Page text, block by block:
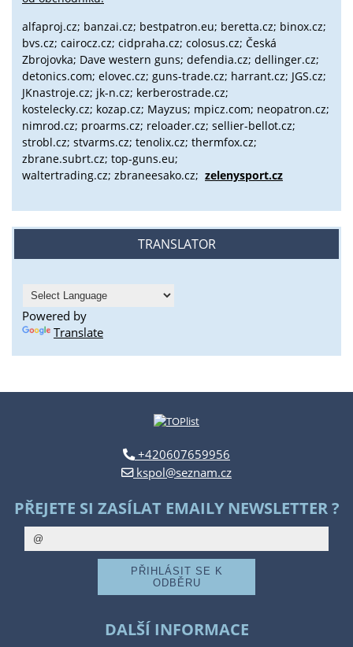
alfaproj.cz; banzai.cz; bestpatron.eu; beretta.cz; binox.cz;
bvs.cz; cairocz.cz; cidpraha.cz; colosus.cz; Česká
Zbrojovka; Dave western guns; defendia.cz; dellinger.cz;
detonics.com; elovec.cz; guns-trade.cz; harrant.cz; JGS.cz;
JKnastroje.cz; jk-n.cz; kerberostrade.cz;
kostelecky.cz; kozap.cz; Mayzus; mpicz.com; neopatron.cz;
nimrod.cz; proarms.cz; reloader.cz; sellier-bellot.cz;
strobl.cz; stvarms.cz; tenolix.cz; thermfox.cz;
zbrane.subrt.cz; top-guns.eu;
waltertrading.cz; zbraneesako.cz; zelenysport.cz
TRANSLATOR
Powered by
Translate
+420607659956
kspol@seznam.cz
PŘEJETE SI ZASÍLAT EMAILY NEWSLETTER ?
DALŠÍ INFORMACE